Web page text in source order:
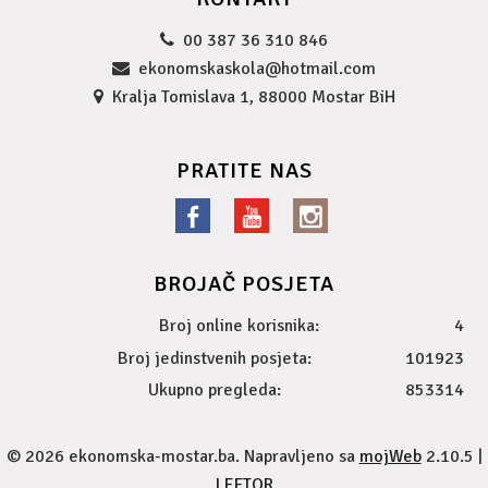
00 387 36 310 846
ekonomskaskola@hotmail.com
Kralja Tomislava 1, 88000 Mostar BiH
PRATITE NAS
BROJAČ POSJETA
Broj online korisnika:
4
Broj jedinstvenih posjeta:
101923
Ukupno pregleda:
853314
© 2026 ekonomska-mostar.ba. Napravljeno sa mojWeb2.10.5 |